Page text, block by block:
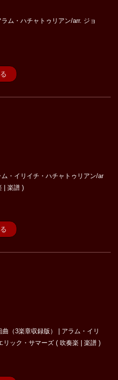
ム・ハチャトゥリアン/arr. ジョ
・イリイチ・ハチャトゥリアン/ar
| 楽譜 )
（3楽章収録版） | アラム・イリ
リック・サマーズ ( 吹奏楽 | 楽譜 )